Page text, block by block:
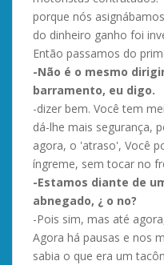
porque nós
do dinheiro ganho foi
Então passamos do
-Não é o mesmo
barramento, eu digo.
-dizer bem. Você tem
dá-lhe mais segurança,
agora, o 'atraso', Você
íngreme, sem tocar no
-Estamos diante de
abnegado, ¿ o no?
-Pois sim, mas até
Agora há pausas e nos
sabia o que era um